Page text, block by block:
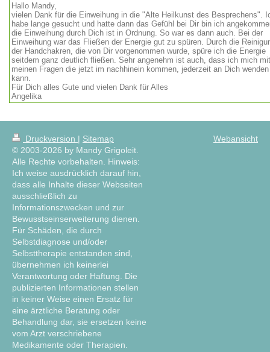
Hallo Mandy,
vielen Dank für die Einweihung in die "Alte Heilkunst des Besprechens".
habe lange gesucht und hatte dann das Gefühl bei Dir bin ich
die Einweihung durch Dich ist in Ordnung. So war es dann auch. Bei der
Einweihung war das Fließen der Energie gut zu spüren. Durch die
der Handchakren, die von Dir vorgenommen wurde, spüre ich die Energie
seitdem ganz deutlich fließen. Sehr angenehm ist auch, dass ich mich mit
meinen Fragen die jetzt im nachhinein kommen, jederzeit an Dich wenden
kann.
Für Dich alles Gute und vielen Dank für Alles
Angelika
Druckversion | Sitemap
© 2003-2026 by Mandy Grigoleit.
Alle Rechte vorbehalten. Hinweis:
Ich weise ausdrücklich darauf hin,
dass alle Inhalte dieser Webseiten
ausschließlich zu
Informationszwecken und zur
Bewusstseinserweiterung dienen.
Für Schäden, die durch
Selbstdiagnose und/oder
Selbsttherapie entstanden sind,
übernehmen ich keinerlei
Verantwortung oder Haftung. Die
publizierten Informationen stellen
in keiner Weise einen Ersatz für
eine ärztliche Beratung oder
Behandlung dar, sie ersetzen keine
vom Arzt verschriebene
Medikamente oder Therapien.
Webansicht